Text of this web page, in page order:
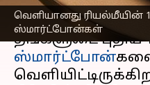
வெளியானது ரியல்மீயின்
ஸ்மார்ட்போன்கள்
செய்தி முன்னோட்டம்
தங்களுடை புதிய
ஸ்மார்ட்போன்